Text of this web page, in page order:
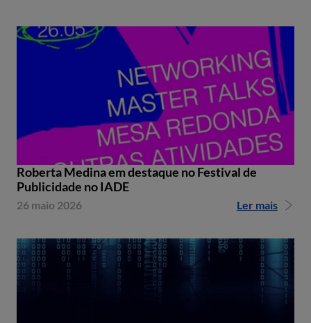
Roberta Medina em destaque no Festival de
Publicidade no IADE
26 maio 2026 Ler mais